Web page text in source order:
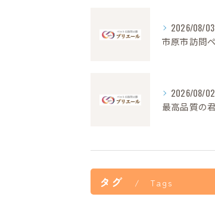
2026/08/03
2026/08/02
タグ Tags